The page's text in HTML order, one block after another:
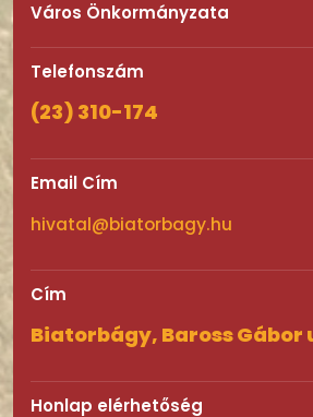
Város Önkormányzata
Telefonszám
(23) 310-174
Email Cím
hivatal@biatorbagy.hu
Cím
Biatorbágy, Baross Gábor
Honlap elérhetőség